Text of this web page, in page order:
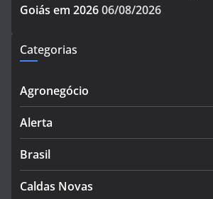
Goiás em 202606/08/2026
Categorias
Agronegócio
Alerta
Brasil
Caldas Novas